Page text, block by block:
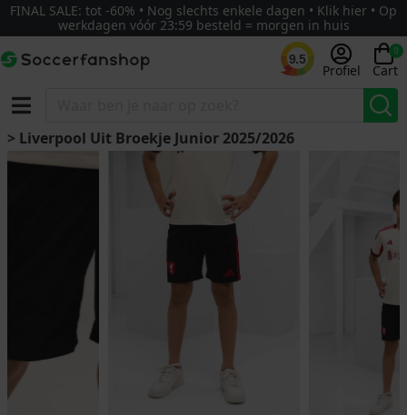
FINAL SALE: tot -60% • Nog slechts enkele dagen • Klik hier • Op
werkdagen vóór 23:59 besteld = morgen in huis
9.5
Profiel
0
Cart
> Liverpool Uit Broekje Junior 2025/2026